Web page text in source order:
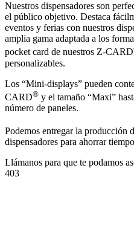
Nuestros dispensadores son
el público objetivo. Destaca
eventos y ferias con nuestros
amplia gama adaptada a los
pocket card de nuestros Z-CARD
personalizables.
Los “Mini-displays” pueden
CARD® y el tamaño “Maxi”
número de paneles.
Podemos entregar la producción
dispensadores para ahorrar
Llámanos para que te podamos
403